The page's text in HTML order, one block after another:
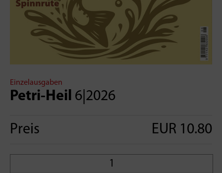
Einzelausgaben
Petri-Heil 6|2026
Preis EUR 10.80